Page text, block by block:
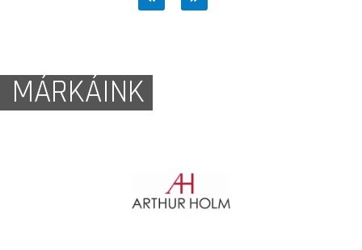
MÁRKÁINK